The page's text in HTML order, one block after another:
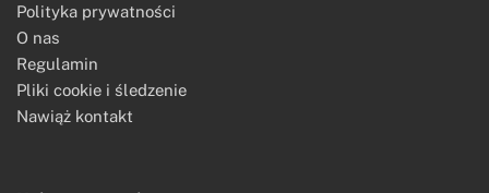
Polityka prywatności
O nas
Regulamin
Pliki cookie i śledzenie
Nawiąż kontakt